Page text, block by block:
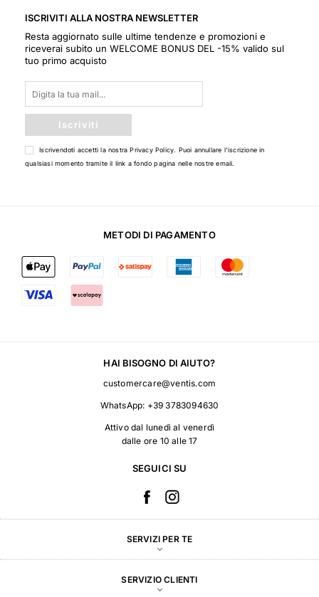
ISCRIVITI ALLA NOSTRA NEWSLETTER
Resta aggiornato sulle ultime tendenze e promozioni e
riceverai subito un WELCOME BONUS DEL -15% valido sul
tuo primo acquisto
Iscriviti
Iscrivendoti accetti la nostraPrivacy Policy . Puoi annullare l'iscrizione in
qualsiasi momento tramite il link a fondo pagina nelle nostre email.
METODI DI PAGAMENTO
HAI BISOGNO DI AIUTO?
customercare@ventis.com
WhatsApp: +39 3783094630
Attivo dal lunedì al venerdì
dalle ore 10 alle 17
SEGUICI SU
SERVIZI PER TE
SERVIZIO CLIENTI